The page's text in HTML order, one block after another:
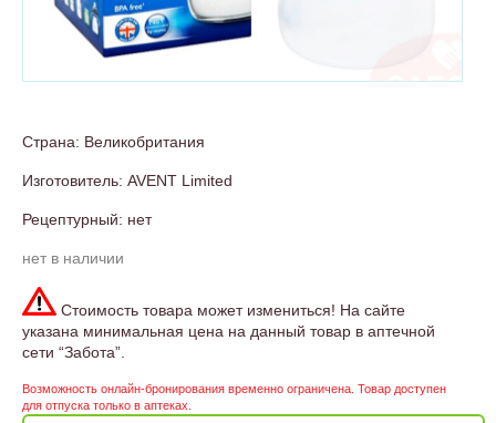
Страна: Великобритания
Изготовитель: AVENT Limited
Рецептурный: нет
нет в наличии
Стоимость товара может измениться! На сайте
указана минимальная цена на данный товар в аптечной
сети “Забота”.
Возможность онлайн-бронирования временно ограничена. Товар доступен
для отпуска только в аптеках.